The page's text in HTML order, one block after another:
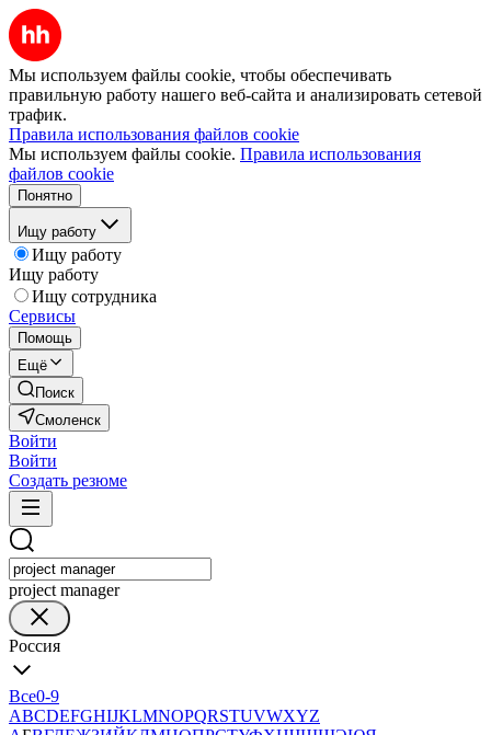
Мы используем файлы cookie, чтобы обеспечивать
правильную работу нашего веб-сайта и анализировать сетевой
трафик.
Правила использования файлов cookie
Мы используем файлы cookie. Правила использования
файлов cookie
Понятно
Ищу работу
Ищу работу
Ищу работу
Ищу сотрудника
Сервисы
Помощь
Ещё
Поиск
Смоленск
Войти
Войти
Создать резюме
project manager
Россия
Все0-9
ABCDEFGHIJKLMNOPQRSTUVWXYZ